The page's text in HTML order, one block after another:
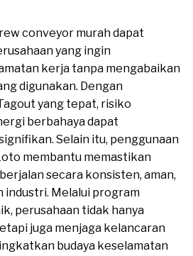
conveyor murah dapat
yang ingin
kerja tanpa mengabaikan
digunakan. Dengan
yang tepat, risiko
berbahaya dapat
Selain itu, penggunaan
membantu memastikan
secara konsisten, aman,
industri. Melalui program
perusahaan tidak hanya
juga menjaga kelancaran
budaya keselamatan